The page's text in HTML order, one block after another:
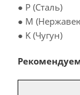
● P (Сталь)
● M
● K (Чугун)